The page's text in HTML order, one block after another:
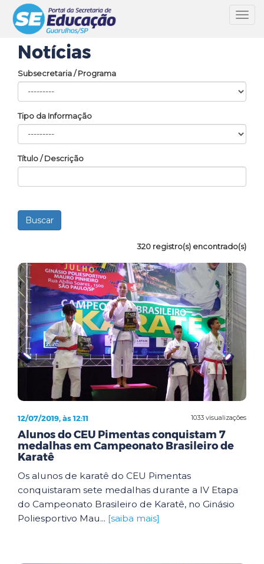
Notícias
Subsecretaria / Programa
Tipo da Informação
Título / Descrição
320 registro(s) encontrado(s)
1033 visualizações
12/07/2019, às 12:11
Alunos do CEU Pimentas conquistam 7
medalhas em Campeonato Brasileiro de
Karatê
Os alunos de karatê do CEU Pimentas
conquistaram sete medalhas durante a IV Etapa
do Campeonato Brasileiro de Karatê, no Ginásio
Poliesportivo Mau... [saiba mais]